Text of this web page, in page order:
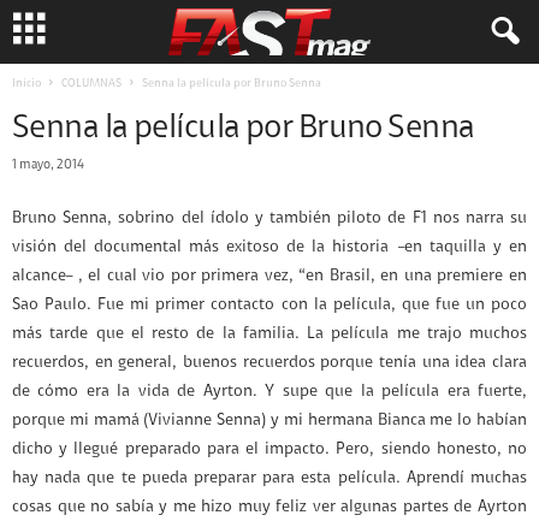
Inicio COLUMNAS Senna la película por Bruno Senna
Senna la película por Bruno Senna
1 mayo, 2014
Bruno Senna, sobrino del ídolo y también piloto de F1 nos narra su
visión del documental más exitoso de la historia –en taquilla y en
alcance– , el cual vio por primera vez, “en Brasil, en una premiere en
Sao Paulo. Fue mi primer contacto con la película, que fue un poco
más tarde que el resto de la familia. La película me trajo muchos
recuerdos, en general, buenos recuerdos porque tenía una idea clara
de cómo era la vida de Ayrton. Y supe que la película era fuerte,
porque mi mamá (Vivianne Senna) y mi hermana Bianca me lo habían
dicho y llegué preparado para el impacto. Pero, siendo honesto, no
hay nada que te pueda preparar para esta película. Aprendí muchas
cosas que no sabía y me hizo muy feliz ver algunas partes de Ayrton